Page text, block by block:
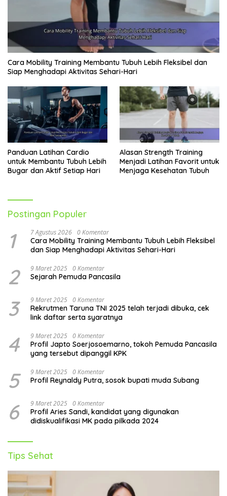
Cara Mobility Training Membantu Tubuh Lebih Fleksibel dan
Siap Menghadapi Aktivitas Sehari-Hari
Panduan Latihan Cardio
untuk Membantu Tubuh Lebih
Bugar dan Aktif Setiap Hari
Alasan Strength Training
Menjadi Latihan Favorit untuk
Menjaga Kesehatan Tubuh
Postingan Populer
1 7 Agustus 2026 0 Komentar
Cara Mobility Training Membantu Tubuh Lebih Fleksibel
dan Siap Menghadapi Aktivitas Sehari-Hari
2 9 Maret 2025 0 Komentar
Sejarah Pemuda Pancasila
3 9 Maret 2025 0 Komentar
Rekrutmen Taruna TNI 2025 telah terjadi dibuka, cek
link daftar serta syaratnya
4 9 Maret 2025 0 Komentar
Profil Japto Soerjosoemarno, tokoh Pemuda Pancasila
yang tersebut dipanggil KPK
5 9 Maret 2025 0 Komentar
Profil Reynaldy Putra, sosok bupati muda Subang
6 9 Maret 2025 0 Komentar
Profil Aries Sandi, kandidat yang digunakan
didiskualifikasi MK pada pilkada 2024
Tips Sehat